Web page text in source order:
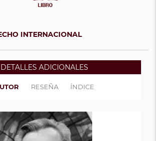
INTERNACIONAL
DETALLES ADICIONALES
RESEÑA ÍNDICE